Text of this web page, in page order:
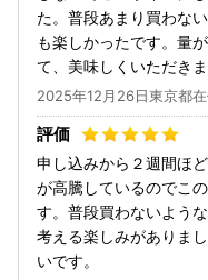
た。普段あまり買わな
も楽しかったです。量
て、美味しくいただきま
2025年12月26日東京都
申し込みから２週間ほ
が高騰しているのでこ
す。普段買わないよう
考える楽しみがありま
いです。